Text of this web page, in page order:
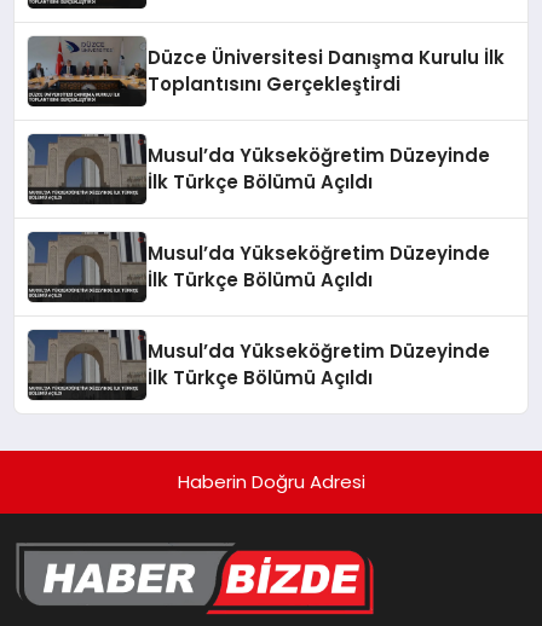
Düzce Üniversitesi Danışma Kurulu İlk
Toplantısını Gerçekleştirdi
Musul’da Yükseköğretim Düzeyinde
İlk Türkçe Bölümü Açıldı
Musul’da Yükseköğretim Düzeyinde
İlk Türkçe Bölümü Açıldı
Musul’da Yükseköğretim Düzeyinde
İlk Türkçe Bölümü Açıldı
Haberin Doğru Adresi